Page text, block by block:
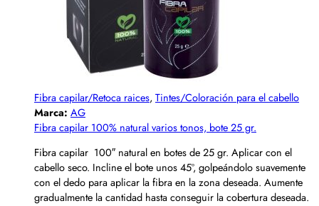
Fibra capilar/Retoca raices, Tintes/Coloración para el cabello
Marca: AG
Fibra capilar 100% natural varios tonos, bote 25 gr.
Fibra capilar 100″ natural en botes de 25 gr. Aplicar con el
cabello seco. Incline el bote unos 45º, golpeándolo suavemente
con el dedo para aplicar la fibra en la zona deseada. Aumente
gradualmente la cantidad hasta conseguir la cobertura deseada.